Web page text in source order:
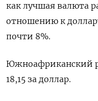
как лучшая валюта
отношению к
почти 8%.
Южноафриканский
18,15 за доллар.